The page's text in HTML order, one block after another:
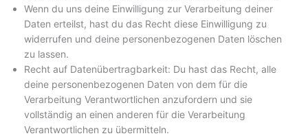
Wenn du uns deine Einwilligung zur Verarbeitung deiner
Daten erteilst, hast du das Recht diese Einwilligung zu
widerrufen und deine personenbezogenen Daten löschen
zu lassen.
Recht auf Datenübertragbarkeit: Du hast das Recht, alle
deine personenbezogenen Daten von dem für die
Verarbeitung Verantwortlichen anzufordern und sie
vollständig an einen anderen für die Verarbeitung
Verantwortlichen zu übermitteln.